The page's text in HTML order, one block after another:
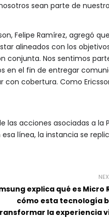
sean parte de nuestro
Felipe Ramírez, agregó
alineados con los
conjunta. Nos sentimos
en el fin de entregar
con cobertura. Como
las acciones asociadas a la
línea, la instancia se
explica qué es Micro
cómo esta tecnología
la experiencia